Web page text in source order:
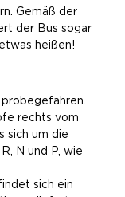
Gemäß der
der Bus sogar
heißen!
rechts vom
sich um die
N und P, wie
sich ein